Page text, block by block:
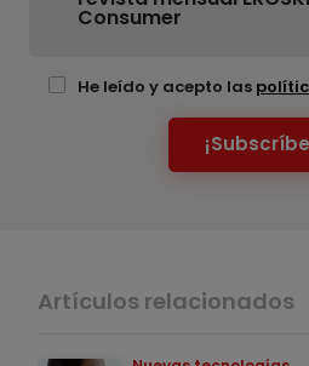
Consumer
He leído y acepto las
Artículos relacionados